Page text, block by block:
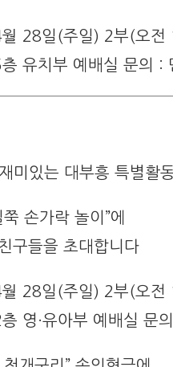
28일(주일) 2부(오
유치부 예배실 문의
미있는 대부흥 특별활
손가락 놀이”에
구들을 초대합니다
28일(주일) 2부(오
영·유아부 예배실